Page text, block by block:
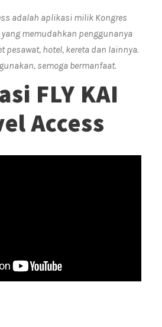
adalah aplikasi milik Kongres
memudahkan penggunanya
pesawat, hotel, kereta dan lainnya.
semoga bermanfaat.
FLY KAI
Access